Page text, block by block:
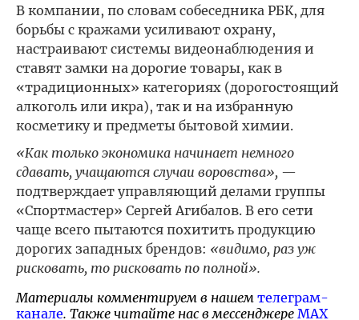
В компании, по словам собеседника РБК, для
борьбы с кражами усиливают охрану,
настраивают системы видеонаблюдения и
ставят замки на дорогие товары, как в
«традиционных» категориях (дорогостоящий
алкоголь или икра), так и на избранную
косметику и предметы бытовой химии.
«Как только экономика начинает немного
сдавать, учащаются случаи воровства», —
подтверждает управляющий делами группы
«Спортмастер» Сергей Агибалов. В его сети
чаще всего пытаются похитить продукцию
дорогих западных брендов: «видимо, раз уж
рисковать, то рисковать по полной».
Материалы комментируем в нашем телеграм-
канале. Также читайте нас в мессенджере MAX